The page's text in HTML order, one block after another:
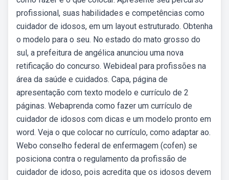
profissional, suas habilidades e competências como
cuidador de idosos, em um layout estruturado. Obtenha
o modelo para o seu. No estado do mato grosso do
sul, a prefeitura de angélica anunciou uma nova
retificação do concurso. Webideal para profissões na
área da saúde e cuidados. Capa, página de
apresentação com texto modelo e currículo de 2
páginas. Webaprenda como fazer um currículo de
cuidador de idosos com dicas e um modelo pronto em
word. Veja o que colocar no currículo, como adaptar ao.
Webo conselho federal de enfermagem (cofen) se
posiciona contra o regulamento da profissão de
cuidador de idoso, pois acredita que os idosos devem